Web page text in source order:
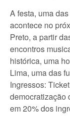
A festa, uma
acontece no
Preto, a partir
encontros
histórica, uma
Lima, uma das
Ingressos:
democratização
em 20% dos